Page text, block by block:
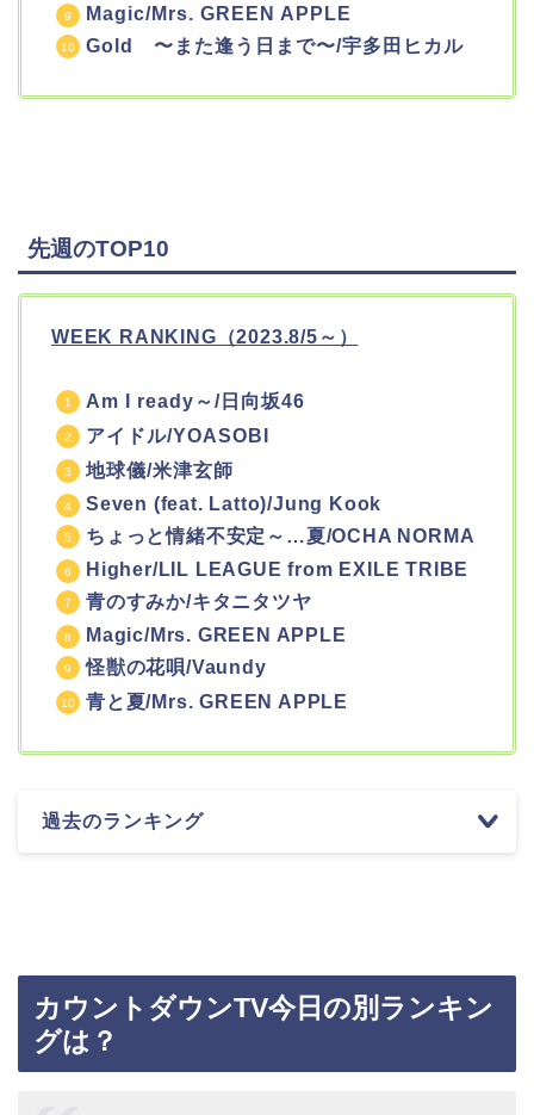
Magic/Mrs. GREEN APPLE
Gold 〜また逢う日まで〜/宇多田ヒカル
先週のTOP10
WEEK RANKING（2023.8/5 ～）
Am I ready～/日向坂46
アイドル/YOASOBI
地球儀/米津玄師
Seven (feat. Latto)/Jung Kook
ちょっと情緒不安定～…夏/OCHA NORMA
Higher/LIL LEAGUE from EXILE TRIBE
青のすみか/キタニタツヤ
Magic/Mrs. GREEN APPLE
怪獣の花唄/Vaundy
青と夏/Mrs. GREEN APPLE
過去のランキング
カウントダウンTV今日の別ランキン
グは？